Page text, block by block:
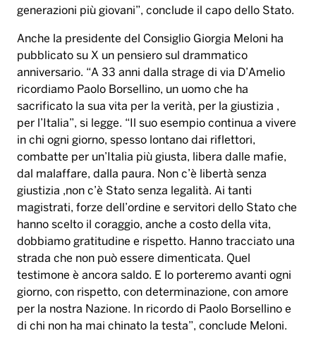
generazioni più giovani”, conclude il capo dello Stato.
Anche la presidente del Consiglio Giorgia Meloni ha
pubblicato su X un pensiero sul drammatico
anniversario. “A 33 anni dalla strage di via D’Amelio
ricordiamo Paolo Borsellino, un uomo che ha
sacrificato la sua vita per la verità, per la giustizia ,
per l’Italia”, si legge. “Il suo esempio continua a vivere
in chi ogni giorno, spesso lontano dai riflettori,
combatte per un’Italia più giusta, libera dalle mafie,
dal malaffare, dalla paura. Non c’è libertà senza
giustizia ,non c’è Stato senza legalità. Ai tanti
magistrati, forze dell’ordine e servitori dello Stato che
hanno scelto il coraggio, anche a costo della vita,
dobbiamo gratitudine e rispetto. Hanno tracciato una
strada che non può essere dimenticata. Quel
testimone è ancora saldo. E lo porteremo avanti ogni
giorno, con rispetto, con determinazione, con amore
per la nostra Nazione. In ricordo di Paolo Borsellino e
di chi non ha mai chinato la testa”, conclude Meloni.